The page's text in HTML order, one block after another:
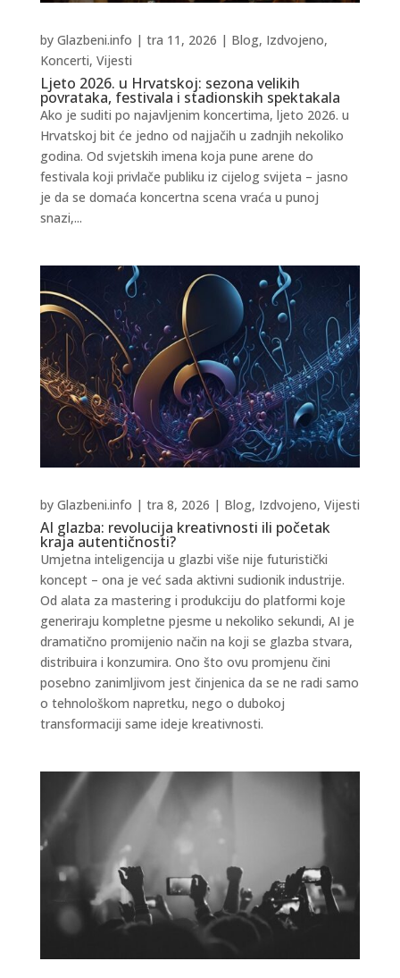
Ljeto 2026. u Hrvatskoj: sezona velikih
povrataka, festivala i stadionskih spektakala
by Glazbeni.info | tra 11, 2026 | Blog, Izdvojeno,
Koncerti, Vijesti
Ako je suditi po najavljenim koncertima, ljeto 2026. u
Hrvatskoj bit će jedno od najjačih u zadnjih nekoliko
godina. Od svjetskih imena koja pune arene do
festivala koji privlače publiku iz cijelog svijeta – jasno
je da se domaća koncertna scena vraća u punoj
snazi,...
AI glazba: revolucija kreativnosti ili početak
kraja autentičnosti?
by Glazbeni.info | tra 8, 2026 | Blog, Izdvojeno, Vijesti
Umjetna inteligencija u glazbi više nije futuristički
koncept – ona je već sada aktivni sudionik industrije.
Od alata za mastering i produkciju do platformi koje
generiraju kompletne pjesme u nekoliko sekundi, AI je
dramatično promijenio način na koji se glazba stvara,
distribuira i konzumira. Ono što ovu promjenu čini
posebno zanimljivom jest činjenica da se ne radi samo
o tehnološkom napretku, nego o dubokoj
transformaciji same ideje kreativnosti.